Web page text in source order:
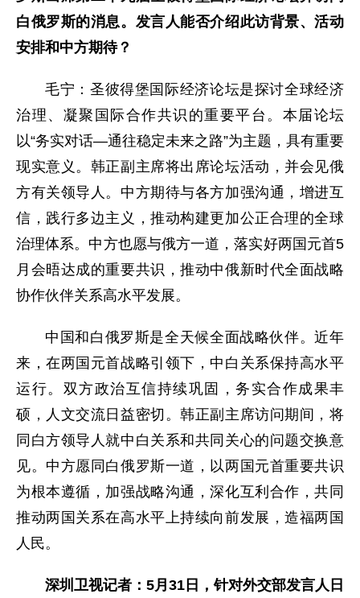
白俄罗斯的消息。发言人能否介绍此访背景、活动
安排和中方期待？
毛宁：圣彼得堡国际经济论坛是探讨全球经济
治理、凝聚国际合作共识的重要平台。本届论坛
以“务实对话—通往稳定未来之路”为主题，具有重要
现实意义。韩正副主席将出席论坛活动，并会见俄
方有关领导人。中方期待与各方加强沟通，增进互
信，践行多边主义，推动构建更加公正合理的全球
治理体系。中方也愿与俄方一道，落实好两国元首5
月会晤达成的重要共识，推动中俄新时代全面战略
协作伙伴关系高水平发展。
中国和白俄罗斯是全天候全面战略伙伴。近年
来，在两国元首战略引领下，中白关系保持高水平
运行。双方政治互信持续巩固，务实合作成果丰
硕，人文交流日益密切。韩正副主席访问期间，将
同白方领导人就中白关系和共同关心的问题交换意
见。中方愿同白俄罗斯一道，以两国元首重要共识
为根本遵循，加强战略沟通，深化互利合作，共同
推动两国关系在高水平上持续向前发展，造福两国
人民。
深圳卫视记者：5月31日，针对外交部发言人日